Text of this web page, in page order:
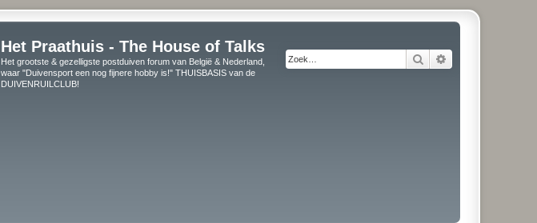
Het Praathuis - The House of Talks
Het grootste & gezelligste postduiven forum van België & Nederland,
waar "Duivensport een nog fijnere hobby is!" THUISBASIS van de
DUIVENRUILCLUB!
Zoek